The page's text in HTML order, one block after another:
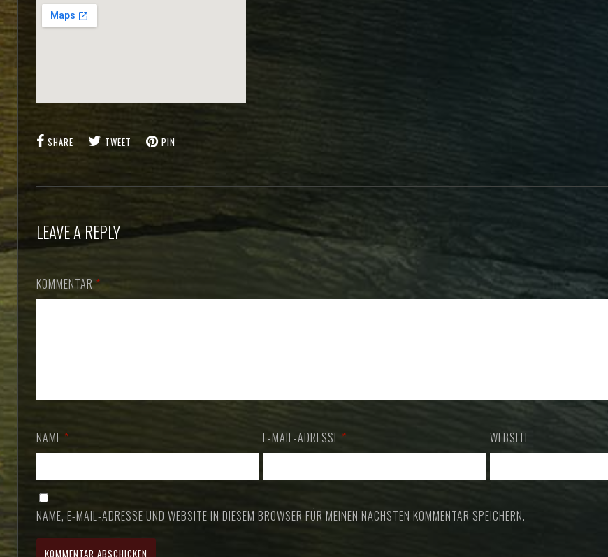
SHARE TWEET PIN
LEAVE A REPLY
KOMMENTAR*
NAME * E-MAIL-ADRESSE * WEBSITE
NAME, E-MAIL-ADRESSE UND WEBSITE IN DIESEM BROWSER FÜR MEINEN NÄCHSTEN KOMMENTAR SPEICHERN.